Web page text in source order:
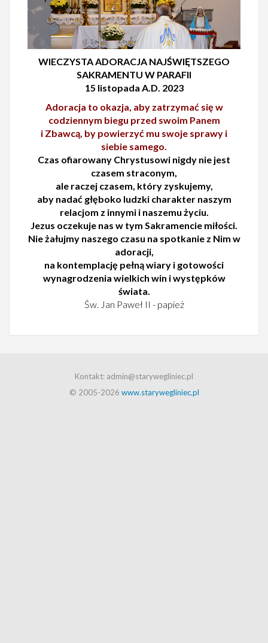
WIECZYSTA ADORACJA NAJŚWIĘTSZEGO
SAKRAMENTU W PARAFII
15 listopada A.D. 2023
Adoracja to okazja, aby zatrzymać się w
codziennym biegu przed swoim Panem
i Zbawcą, by powierzyć mu swoje sprawy i
siebie samego.
Czas ofiarowany Chrystusowi nigdy nie jest
czasem straconym,
ale raczej czasem, który zyskujemy,
aby nadać głęboko ludzki charakter naszym
relacjom z innymi i naszemu życiu.
Jezus oczekuje nas w tym Sakramencie miłości.
Nie żałujmy naszego czasu na spotkanie z Nim w
adoracji,
na kontemplację pełną wiary i gotowości
wynagrodzenia wielkich win i występków
świata.
Św. Jan Paweł II - papież
Kontakt: admin@starywegliniec.pl
© 2005-2026 www.starywegliniec.pl